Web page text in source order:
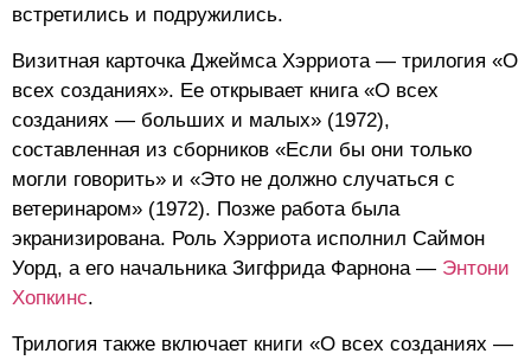
встретились и подружились.
Визитная карточка Джеймса Хэрриота — трилогия «О
всех созданиях». Ее открывает книга «О всех
созданиях — больших и малых» (1972),
составленная из сборников «Если бы они только
могли говорить» и «Это не должно случаться с
ветеринаром» (1972). Позже работа была
экранизирована. Роль Хэрриота исполнил Саймон
Уорд, а его начальника Зигфрида Фарнона — Энтони
Хопкинс.
Трилогия также включает книги «О всех созданиях —